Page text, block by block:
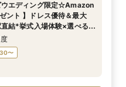
約
〜
約
約
〜
約
ウエディング限定☆Amazon
ント 】ドレス優待＆最大
結*挙式入場体験×選べる2
〜